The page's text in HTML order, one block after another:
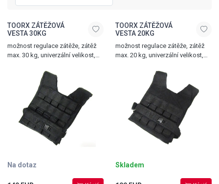
TOORX ZÁTĚŽOVÁ
VESTA 30KG
možnost regulace zátěže, zátěž
max. 30 kg, univerzální velikost,
s click systémem pro úpravu
velikosti vesty
Na dotaz
TOORX ZÁTĚŽOVÁ
VESTA 20KG
možnost regulace zátěže, zátěž
max. 20 kg, univerzální velikost,
s click systémem pro úpravu
velikosti vesty
Skladem